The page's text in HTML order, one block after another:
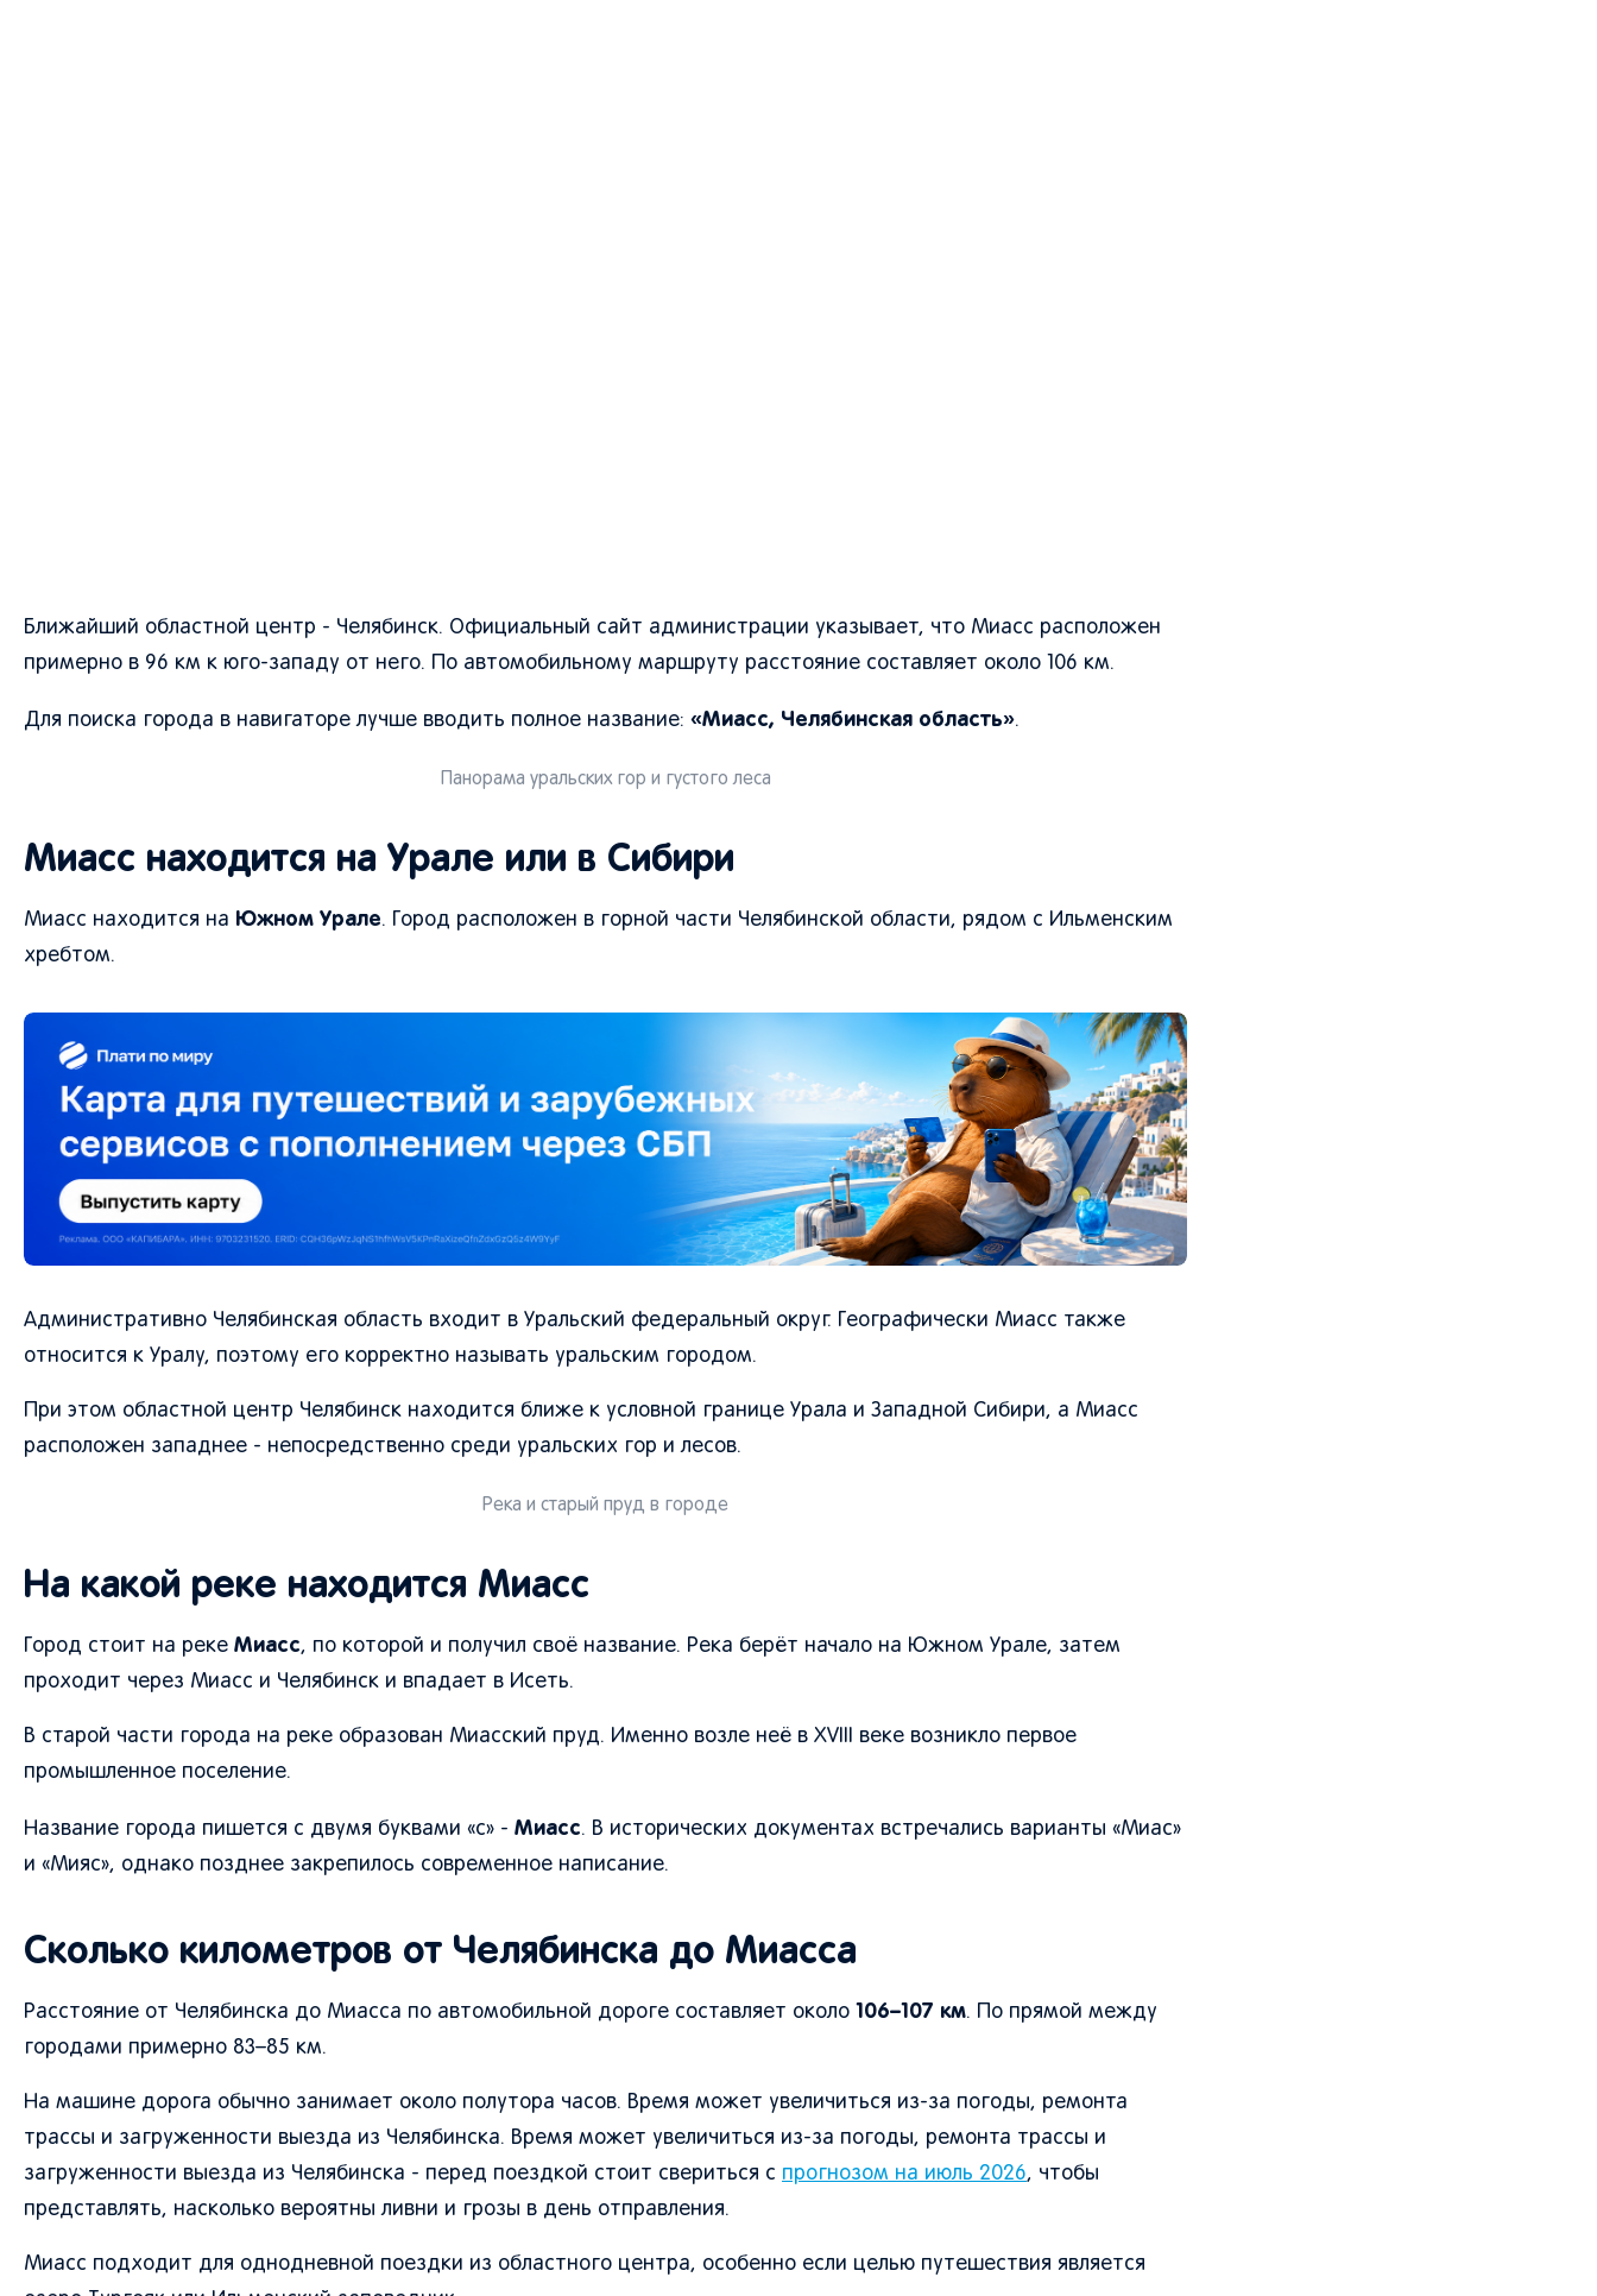
Ближайший областной центр - Челябинск. Официальный сайт администрации указывает, что Миасс расположен
примерно в 96 км к юго-западу от него. По автомобильному маршруту расстояние составляет около 106 км.
Для поиска города в навигаторе лучше вводить полное название: «Миасс, Челябинская область».
Панорама уральских гор и густого леса
Миасс находится на Урале или в Сибири
Миасс находится на Южном Урале. Город расположен в горной части Челябинской области, рядом с Ильменским
хребтом.
Административно Челябинская область входит в Уральский федеральный округ. Географически Миасс также
относится к Уралу, поэтому его корректно называть уральским городом.
При этом областной центр Челябинск находится ближе к условной границе Урала и Западной Сибири, а Миасс
расположен западнее - непосредственно среди уральских гор и лесов.
Река и старый пруд в городе
На какой реке находится Миасс
Город стоит на реке Миасс, по которой и получил своё название. Река берёт начало на Южном Урале, затем
проходит через Миасс и Челябинск и впадает в Исеть.
В старой части города на реке образован Миасский пруд. Именно возле неё в XVIII веке возникло первое
промышленное поселение.
Название города пишется с двумя буквами «с» - Миасс. В исторических документах встречались варианты «Миас»
и «Мияс», однако позднее закрепилось современное написание.
Сколько километров от Челябинска до Миасса
Расстояние от Челябинска до Миасса по автомобильной дороге составляет около 106–107 км. По прямой между
городами примерно 83–85 км.
На машине дорога обычно занимает около полутора часов. Время может увеличиться из-за погоды, ремонта
трассы и загруженности выезда из Челябинска. Время может увеличиться из-за погоды, ремонта трассы и
загруженности выезда из Челябинска - перед поездкой стоит свериться с прогнозом на июль 2026, чтобы
представлять, насколько вероятны ливни и грозы в день отправления.
Миасс подходит для однодневной поездки из областного центра, особенно если целью путешествия является